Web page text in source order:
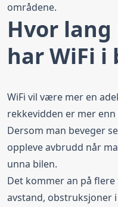
områdene.
Hvor
har WiFi i
WiFi vil være mer en
rekkevidden er mer
Dersom man beveger
oppleve avbrudd når
unna bilen.
Det kommer an på
avstand, obstruksjoner